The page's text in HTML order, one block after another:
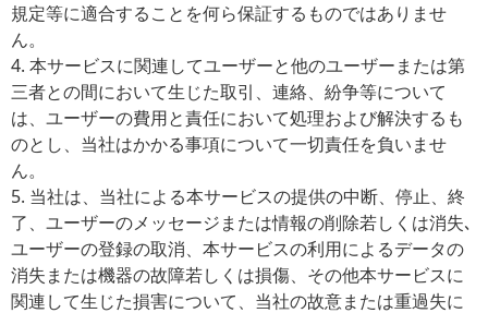
規定等に適合することを何ら保証するものではありませ
ん。
4. 本サービスに関連してユーザーと他のユーザーまたは第
三者との間において生じた取引、連絡、紛争等について
は、ユーザーの費用と責任において処理および解決するも
のとし、当社はかかる事項について一切責任を負いませ
ん。
5. 当社は、当社による本サービスの提供の中断、停止、終
了、ユーザーのメッセージまたは情報の削除若しくは消失､
ユーザーの登録の取消、本サービスの利用によるデータの
消失または機器の故障若しくは損傷、その他本サービスに
関連して生じた損害について、当社の故意または重過失に